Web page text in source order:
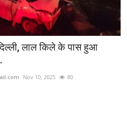
लाल किले के पास हुआ
Nov 10, 2025 80